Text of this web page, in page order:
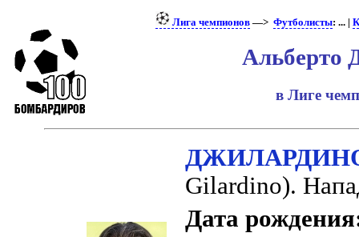
Лига чемпионов—> Футболисты: ... |
Альберто
в Лиге
ДЖИЛАРДИНО
Gilardino).
Дата